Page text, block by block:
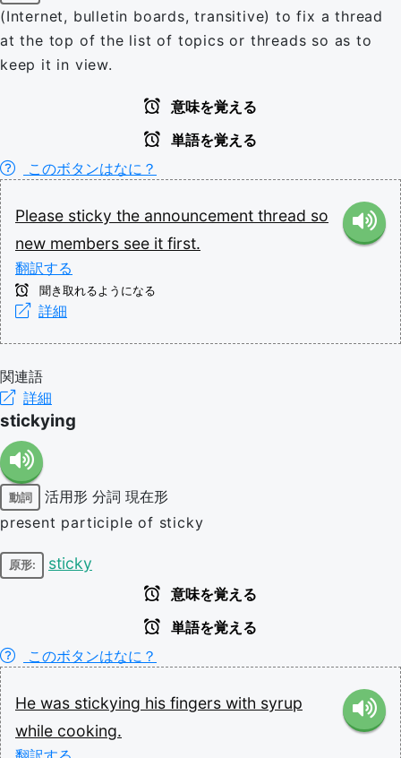
(Internet, bulletin boards, transitive) to fix a thread
at the top of the list of topics or threads so as to
keep it in view.
意味を覚える
単語を覚える
このボタンはなに？
Please sticky the announcement thread so
new members see it first.
翻訳する
聞き取れるようになる
詳細
関連語
詳細
stickying
動詞 活用形 分詞 現在形
present participle of sticky
原形: sticky
意味を覚える
単語を覚える
このボタンはなに？
He was stickying his fingers with syrup
while cooking.